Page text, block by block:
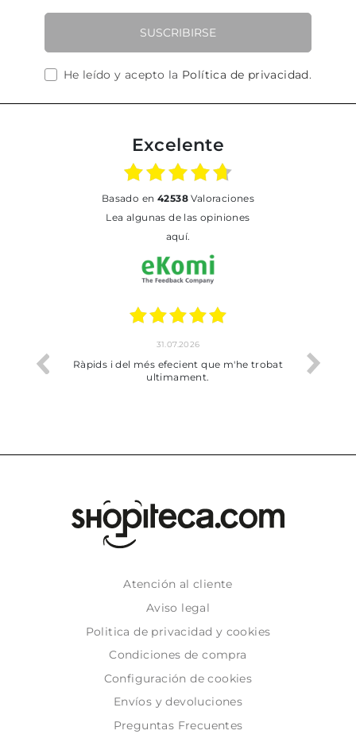
SUSCRIBIRSE
He leído y acepto la Política de privacidad.
Excelente
basado en 42538Valoraciones
Lea algunas de las opiniones
aquí.
del més efecient que m'he trobat
ultimament.
Bien pero soy de Vilafranca
dejado recoger en
Atención al cliente
Aviso legal
Politica de privacidad y cookies
Condiciones de compra
Configuración de cookies
Envíos y devoluciones
Preguntas Frecuentes